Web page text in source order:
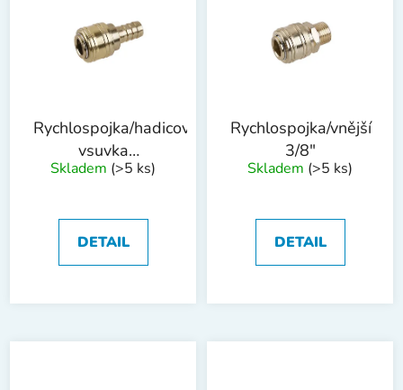
Rychlospojka/hadicová
vsuvka
WESTBERG
Skladem (>5 ks)
DETAIL
Rychlospojka/vnější
3/8"
Skladem (>5 ks)
DETAIL